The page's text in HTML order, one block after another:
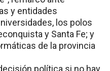
y entidades
los polos
y Santa Fe; y
de la provincia